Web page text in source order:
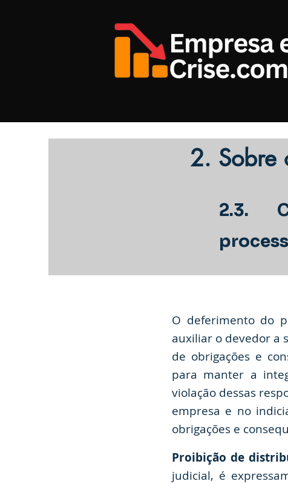
2. Sobre
2.3.
O deferimento do
auxiliar o devedor a
de obrigações e
para manter a
violação dessas
empresa e no
obrigações e
Proibição de
judicial, é